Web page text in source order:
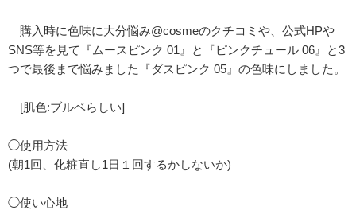
購入時に色味に大分悩み@cosmeのクチコミや、公式HPや
SNS等を見て『ムースピンク 01』と『ピンクチュール 06』と3
つで最後まで悩みました『ダスピンク 05』の色味にしました。
[肌色:ブルベらしい]
◯使用方法
(朝1回、化粧直し1日１回するかしないか)
◯使い心地